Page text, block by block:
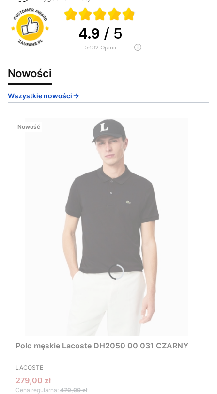
4.9 / 5
5432 opinii
Nowości
Wszystkie nowości
Nowość
Polo męskie Lacoste DH2050 00 031 CZARNY
PRODUCENT
LACOSTE
Cena promocyjna
279,00 zł
Cena regularna: 479,00 zł